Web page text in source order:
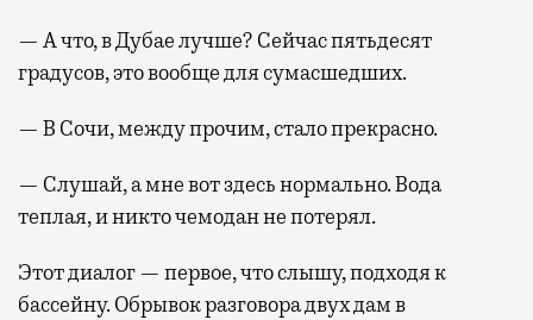
— А что, в Дубае лучше? Сейчас пятьдесят
градусов, это вообще для сумасшедших.
— В Сочи, между прочим, стало прекрасно.
— Слушай, а мне вот здесь нормально. Вода
теплая, и никто чемодан не потерял.
Этот диалог — первое, что слышу, подходя к
бассейну. Обрывок разговора двух дам в